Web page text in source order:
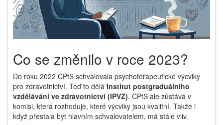
Co se změnilo v roce 2023?
Do roku 2022 ČPtS schvalovala psychoterapeutické výcviky
pro zdravotnictví. Teď to dělá Institut postgraduálního
vzdělávání ve zdravotnictví (IPVZ). ČPtS ale zůstává v
komisi, která rozhoduje, které výcviky jsou kvalitní. Takže i
když přestala být hlavním schvalovatelem, má stále vliv.